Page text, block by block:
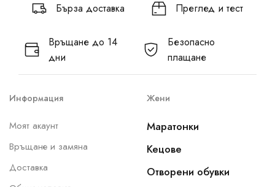
Бърза доставка Преглед и тест
Връщане до 14
дни
Безопасно
плащане
Информация
Моят акаунт
Връщане и замяна
Доставка
Жени
Маратонки
Кецове
Отворени обувки